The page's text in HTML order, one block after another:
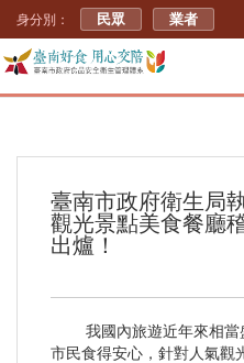
身分別： 民眾 業者
臺南市政府衛生局
觀光景點美食餐廳
出爐！
我國內旅遊近年來相當
市民食得安心，針對人氣觀